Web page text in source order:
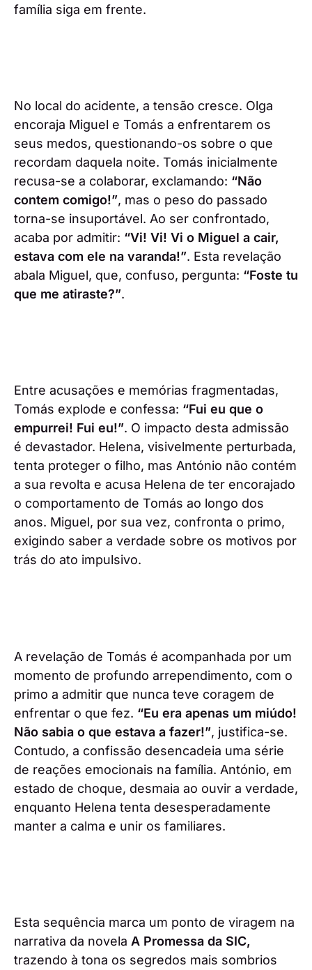
família siga em frente.
No local do acidente, a tensão cresce. Olga
encoraja Miguel e Tomás a enfrentarem os
seus medos, questionando-os sobre o que
recordam daquela noite. Tomás inicialmente
recusa-se a colaborar, exclamando: “Não
contem comigo!”, mas o peso do passado
torna-se insuportável. Ao ser confrontado,
acaba por admitir: “Vi! Vi! Vi o Miguel a cair,
estava com ele na varanda!”. Esta revelação
abala Miguel, que, confuso, pergunta: “Foste tu
que me atiraste?”.
Entre acusações e memórias fragmentadas,
Tomás explode e confessa: “Fui eu que o
empurrei! Fui eu!”. O impacto desta admissão
é devastador. Helena, visivelmente perturbada,
tenta proteger o filho, mas António não contém
a sua revolta e acusa Helena de ter encorajado
o comportamento de Tomás ao longo dos
anos. Miguel, por sua vez, confronta o primo,
exigindo saber a verdade sobre os motivos por
trás do ato impulsivo.
A revelação de Tomás é acompanhada por um
momento de profundo arrependimento, com o
primo a admitir que nunca teve coragem de
enfrentar o que fez. “Eu era apenas um miúdo!
Não sabia o que estava a fazer!”, justifica-se.
Contudo, a confissão desencadeia uma série
de reações emocionais na família. António, em
estado de choque, desmaia ao ouvir a verdade,
enquanto Helena tenta desesperadamente
manter a calma e unir os familiares.
Esta sequência marca um ponto de viragem na
narrativa da novela A Promessa da SIC,
trazendo à tona os segredos mais sombrios